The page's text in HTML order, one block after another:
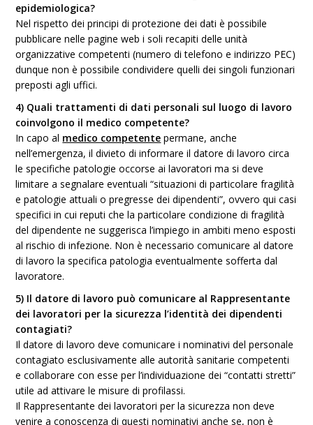
epidemiologica?
Nel rispetto dei principi di protezione dei dati è possibile
pubblicare nelle pagine web i soli recapiti delle unità
organizzative competenti (numero di telefono e indirizzo PEC)
dunque non è possibile condividere quelli dei singoli funzionari
preposti agli uffici.
4) Quali trattamenti di dati personali sul luogo di lavoro
coinvolgono il medico competente?
In capo al medico competente permane, anche
nell’emergenza, il divieto di informare il datore di lavoro circa
le specifiche patologie occorse ai lavoratori ma si deve
limitare a segnalare eventuali “situazioni di particolare fragilità
e patologie attuali o pregresse dei dipendenti”, ovvero qui casi
specifici in cui reputi che la particolare condizione di fragilità
del dipendente ne suggerisca l’impiego in ambiti meno esposti
al rischio di infezione. Non è necessario comunicare al datore
di lavoro la specifica patologia eventualmente sofferta dal
lavoratore.
5) Il datore di lavoro può comunicare al Rappresentante
dei lavoratori per la sicurezza l’identità dei dipendenti
contagiati?
Il datore di lavoro deve comunicare i nominativi del personale
contagiato esclusivamente alle autorità sanitarie competenti
e collaborare con esse per l’individuazione dei “contatti stretti”
utile ad attivare le misure di profilassi.
Il Rappresentante dei lavoratori per la sicurezza non deve
venire a conoscenza di questi nominativi anche se, non è